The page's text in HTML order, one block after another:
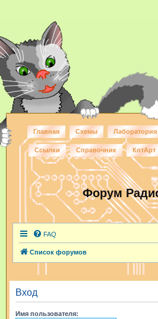
Главная Схемы Лаборатория
Ссылки Справочник КотАрт
Форум
FAQ
Список форумов
Вход
Имя пользователя: